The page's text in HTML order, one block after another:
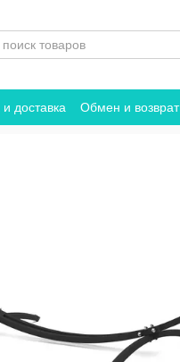
доставка Обмен и возврат
оферты